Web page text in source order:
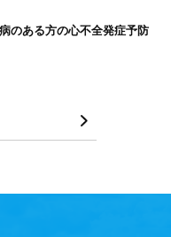
のある方の心不全発症予防